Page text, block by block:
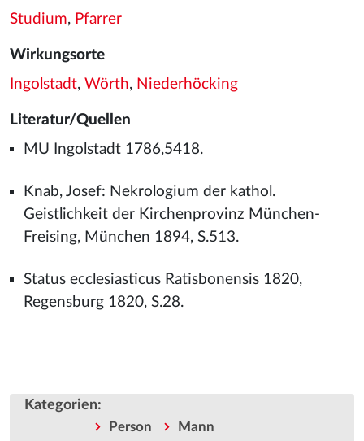
Studium, Pfarrer
Wirkungsorte
Ingolstadt, Wörth, Niederhöcking
Literatur/Quellen
MU Ingolstadt 1786,5418.
Knab, Josef: Nekrologium der kathol.
Geistlichkeit der Kirchenprovinz München-
Freising, München 1894, S.513.
Status ecclesiasticus Ratisbonensis 1820,
Regensburg 1820, S.28.
Kategorien:
Person
Mann